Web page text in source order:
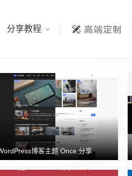
分享教程
博客主题 Once 分享